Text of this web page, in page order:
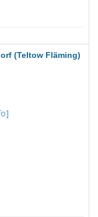
(Teltow Fläming)